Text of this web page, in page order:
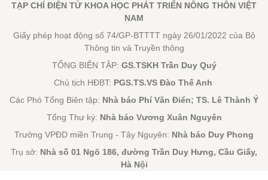
TẠP CHÍ ĐIỆN TỬ KHOA HỌC PHÁT TRIỂN NÔNG THÔN VIỆT
NAM
Giấy phép hoạt động số 74/GP-BTTTT ngày 26/01/2022 của Bộ
Thông tin và Truyền thông
TỔNG BIÊN TẬP: GS.TSKH Trần Duy Quý
Chủ tịch HĐBT: PGS.TS.VS Đào Thế Anh
Các Phó Tổng Biên tập: Nhà báo Phí Văn Điển; TS. Lê Thành Ý
Tổng Thư ký: Nhà báo Vương Xuân Nguyên
Trưởng VPĐD miền Trung - Tây Nguyên: Nhà báo Duy Phong
Trụ sở: Nhà số 01 Ngõ 186, đường Trần Duy Hưng, Cầu Giấy,
Hà Nội